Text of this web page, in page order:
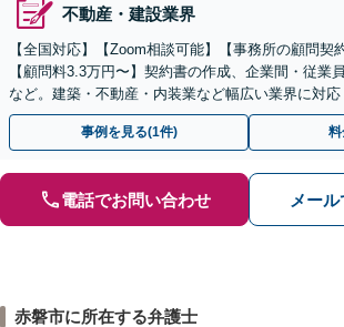
不動産・建設業界
【全国対応】【Zoom相談可能】【事務所の顧問契
【顧問料3.3万円〜】契約書の作成、企業間・従業
など。建築・不動産・内装業など幅広い業界に対
主の方初回面談無料】
事例を見る(1件) 料
電話でお問い合わせ メー
赤磐市に所在する弁護士